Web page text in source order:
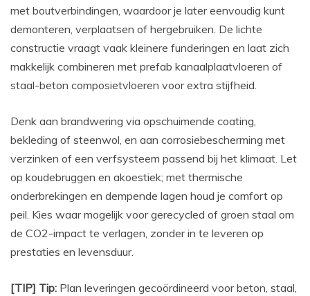
met boutverbindingen, waardoor je later eenvoudig kunt
demonteren, verplaatsen of hergebruiken. De lichte
constructie vraagt vaak kleinere funderingen en laat zich
makkelijk combineren met prefab kanaalplaatvloeren of
staal-beton composietvloeren voor extra stijfheid.
Denk aan brandwering via opschuimende coating,
bekleding of steenwol, en aan corrosiebescherming met
verzinken of een verfsysteem passend bij het klimaat. Let
op koudebruggen en akoestiek; met thermische
onderbrekingen en dempende lagen houd je comfort op
peil. Kies waar mogelijk voor gerecycled of groen staal om
de CO2-impact te verlagen, zonder in te leveren op
prestaties en levensduur.
[TIP] Tip: Plan leveringen gecoördineerd voor beton, staal,